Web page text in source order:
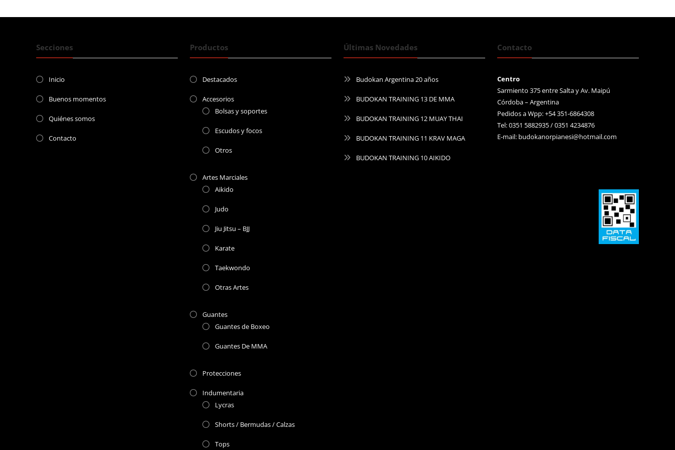
Secciones
Inicio
Buenos momentos
Quiénes somos
Contacto
Productos
Destacados
Accesorios
Bolsas y soportes
Escudos y focos
Otros
Artes Marciales
Aikido
Judo
Jiu Jitsu – BJJ
Karate
Taekwondo
Otras Artes
Guantes
Guantes de Boxeo
Guantes De MMA
Protecciones
Indumentaria
Lycras
Shorts / Bermudas / Calzas
Tops
Últimas Novedades
Budokan Argentina 20 años
BUDOKAN TRAINING 13 DE MMA
BUDOKAN TRAINING 12 MUAY THAI
BUDOKAN TRAINING 11 KRAV MAGA
BUDOKAN TRAINING 10 AIKIDO
Contacto
Centro
Sarmiento 375 entre Salta y Av. Maipú
Córdoba – Argentina
Pedidos a Wpp: +54 351-6864308
Tel: 0351 5882935 / 0351 4234876
E-mail: budokanorpianesi@hotmail.com